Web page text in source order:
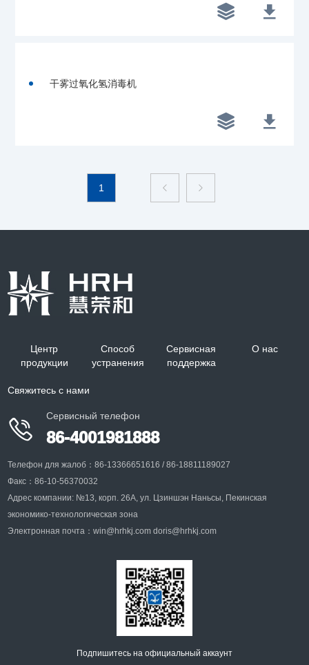
 
干雾过氧化氢消毒机
 
1
Центр
продукции
Способ
устранения
Сервисная
поддержка
О нас
Свяжитесь с нами

Сервисный телефон
86-4001981888
Телефон для жалоб：86-13366651616 / 86-18811189027
Факс：86-10-56370032
Адрес компании: №13, корп. 26A, ул. Цзиншэн Наньсы, Пекинская
экономико-технологическая зона
Электронная почта：win@hrhkj.com doris@hrhkj.com
Подпишитесь на официальный аккаунт